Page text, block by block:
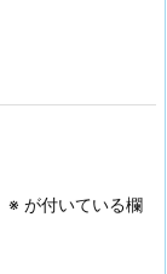
※ が付いている欄